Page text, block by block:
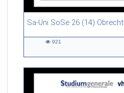
Sa-Uni SoSe 26 (14) Obrecht
46:53 duration
921